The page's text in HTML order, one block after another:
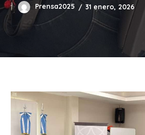
Prensa2025 31 enero, 2026